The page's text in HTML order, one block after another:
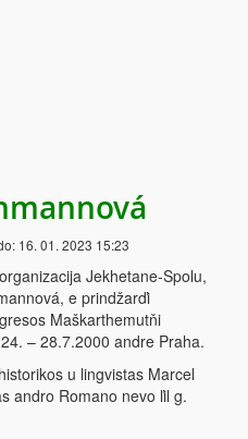
16. 01. 2023 15:23
Jekhetane-Spolu,
e prindžarďi
Maškarthemutňi
– 28.7.2000 andre Praha.
u lingvistas Marcel
andro Romano nevo ľil g.